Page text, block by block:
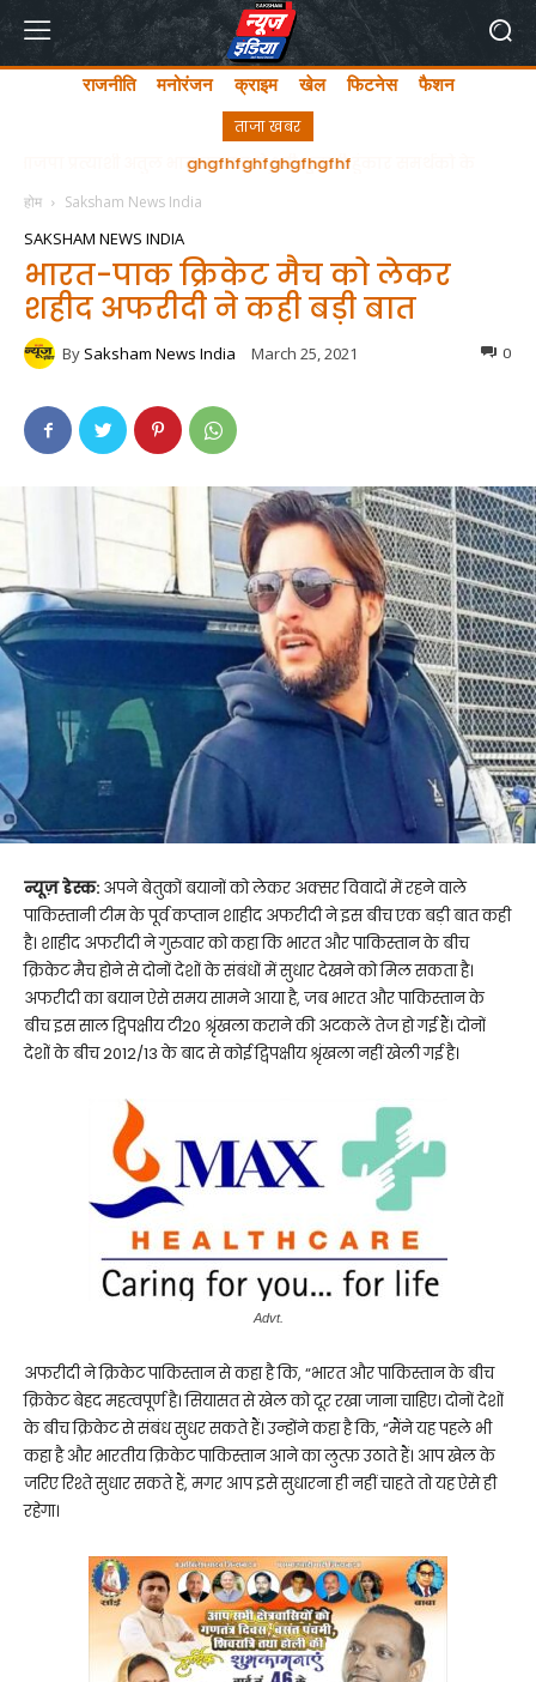
राजनीति मनोरंजन क्राइम खेल फिटनेस फैशन
ताजा खबर
ghgfhfghfghgfhgfhf
होम Saksham News India
SAKSHAM NEWS INDIA
भारत-पाक क्रिकेट मैच को लेकर
शहीद अफरीदी ने कही बड़ी बात
By Saksham News India March 25, 2021 0
न्यूज़ डेस्क: अपने बेतुकों बयानों को लेकर अक्सर विवादों में रहने वाले
पाकिस्तानी टीम के पूर्व कप्तान शाहीद अफरीदी ने इस बीच एक बड़ी बात कही
है। शाहीद अफरीदी ने गुरुवार को कहा कि भारत और पाकिस्तान के बीच
क्रिकेट मैच होने से दोनों देशों के संबंधों में सुधार देखने को मिल सकता है।
अफरीदी का बयान ऐसे समय सामने आया है, जब भारत और पाकिस्तान के
बीच इस साल द्विपक्षीय टी20 श्रृंखला कराने की अटकलें तेज हो गई हैं। दोनों
देशों के बीच 2012/13 के बाद से कोई द्विपक्षीय श्रृंखला नहीं खेली गई है।
Advt.
अफरीदी ने क्रिकेट पाकिस्तान से कहा है कि, “भारत और पाकिस्तान के बीच
क्रिकेट बेहद महत्वपूर्ण है। सियासत से खेल को दूर रखा जाना चाहिए। दोनों देशों
के बीच क्रिकेट से संबंध सुधर सकते हैं। उन्होंने कहा है कि, “मैंने यह पहले भी
कहा है और भारतीय क्रिकेट पाकिस्तान आने का लुत्फ़ उठाते हैं। आप खेल के
जरिए रिश्ते सुधार सकते हैं, मगर आप इसे सुधारना ही नहीं चाहते तो यह ऐसे ही
रहेगा।